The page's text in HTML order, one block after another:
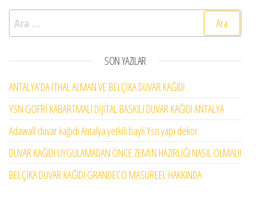
Arama:
SON YAZILAR
ANTALYA’DA İTHAL ALMAN VE BELÇİKA DUVAR KAĞIDI .
YSN GOFRİ KABARTMALI DİJİTAL BASKILI DUVAR KAĞIDI ANTALYA
Adawall duvar kağıdı Antalya yetkili bayii Ysn yapı dekor
DUVAR KAĞIDI UYGULAMADAN ÖNCE ZEMİN HAZIRLIĞI NASIL OLMALI!
BELÇİKA DUVAR KAĞIDI GRANDECO MASUREEL HAKKINDA